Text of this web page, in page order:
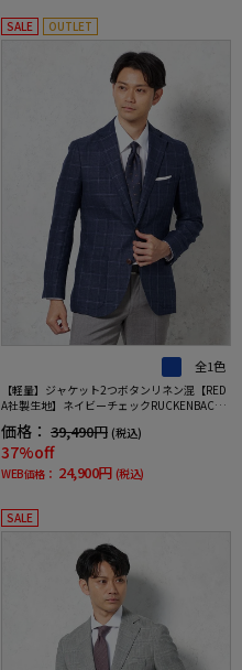
SALE OUTLET
全1色
【軽量】ジャケット2つボタンリネン混【RED
A社製生地】ネイビーチェックRUCKENBACCH
AR春夏
価格： 39,490円 (税込)
37%off
WEB価格： 24,900円 (税込)
SALE